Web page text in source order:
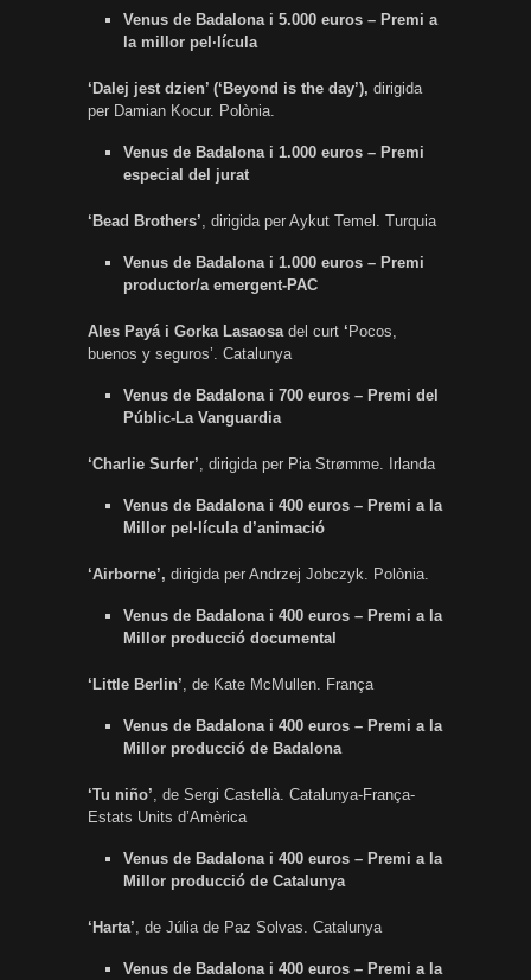
Venus de Badalona i 5.000 euros – Premi a
la millor pel·lícula
‘Dalej jest dzien’ (‘Beyond is the day’), dirigida
per Damian Kocur. Polònia.
Venus de Badalona i 1.000 euros – Premi
especial del jurat
‘Bead Brothers’ , dirigida per Aykut Temel. Turquia
Venus de Badalona i 1.000 euros – Premi
productor/a emergent-PAC
Ales Payá i Gorka Lasaosa del curt ‘ Pocos,
buenos y seguros’. Catalunya
Venus de Badalona i 700 euros – Premi del
Públic-La Vanguardia
‘Charlie Surfer’ , dirigida per Pia Strømme. Irlanda
Venus de Badalona i 400 euros – Premi a la
Millor pel·lícula d’animació
‘Airborne’, dirigida per Andrzej Jobczyk. Polònia.
Venus de Badalona i 400 euros – Premi a la
Millor producció documental
‘Little Berlin’ , de Kate McMullen. França
Venus de Badalona i 400 euros – Premi a la
Millor producció de Badalona
‘Tu niño’ , de Sergi Castellà. Catalunya-França-
Estats Units d’Amèrica
Venus de Badalona i 400 euros – Premi a la
Millor producció de Catalunya
‘Harta’ , de Júlia de Paz Solvas. Catalunya
Venus de Badalona i 400 euros – Premi a la